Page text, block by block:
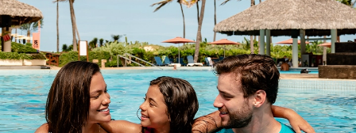
VILA AZUL DO MAR
PLAYA
DESTINO
PARQUE
ACUÁTICO
OHANA
BEACH
PARK
RESORT